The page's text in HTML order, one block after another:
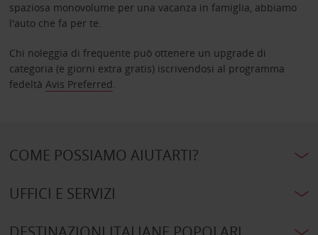
spaziosa monovolume per una vacanza in famiglia, abbiamo
l'auto che fa per te.
Chi noleggia di frequente può ottenere un upgrade di
categoria (e giorni extra gratis) iscrivendosi al programma
fedeltà Avis Preferred.
COME POSSIAMO AIUTARTI?
UFFICI E SERVIZI